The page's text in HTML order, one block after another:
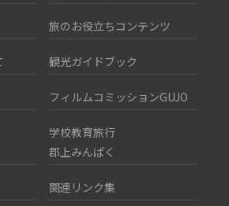
旅のお役立ちコンテンツ
観光ガイドブック
フィルムコミッションGUJO
学校教育旅行
郡上みんぱく
関連リンク集